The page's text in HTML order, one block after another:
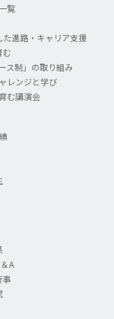
覧
進路・キャリア支援
む
ス制」の取り組み
レンジと学び
む講演会
A
事